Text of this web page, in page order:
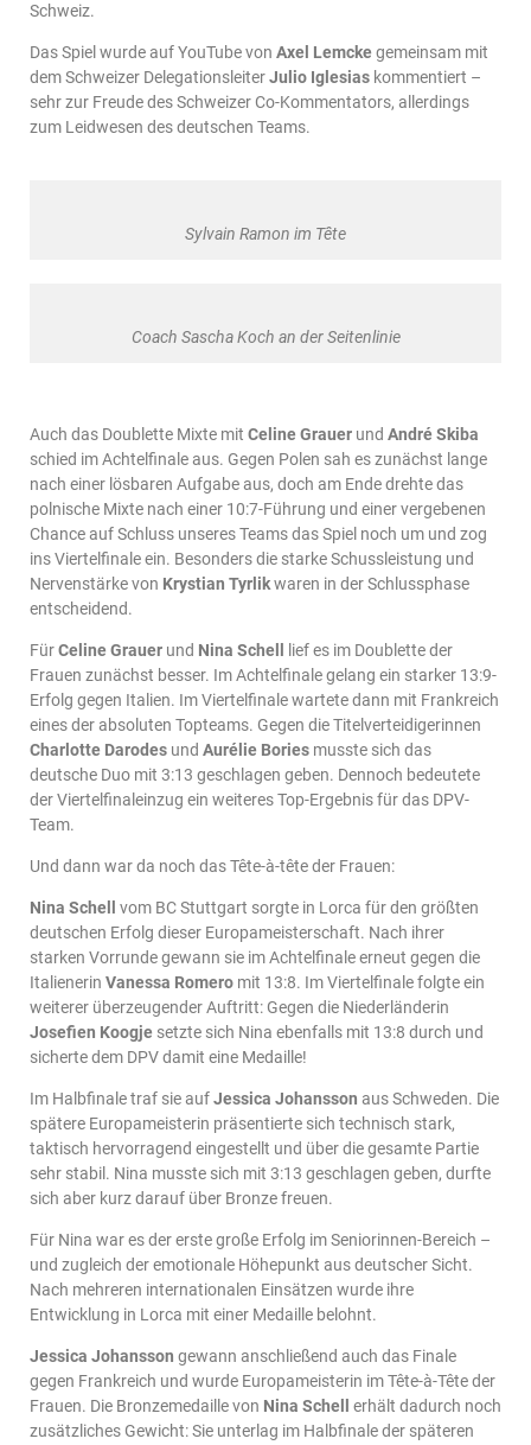
Schweiz.
Das Spiel wurde auf YouTube von Axel Lemckegemeinsam mit
dem Schweizer DelegationsleiterJulio Iglesias kommentiert –
sehr zur Freude des Schweizer Co-Kommentators, allerdings
zum Leidwesen des deutschen Teams.
Sylvain Ramon im Tête
Coach Sascha Koch an der Seitenlinie
Auch das Doublette Mixte mit Celine Grauer und André Skiba
schied im Achtelfinale aus. Gegen Polen sah es zunächst lange
nach einer lösbaren Aufgabe aus, doch am Ende drehte das
polnische Mixte nach einer 10:7-Führung und einer vergebenen
Chance auf Schluss unseres Teams das Spiel noch um und zog
ins Viertelfinale ein. Besonders die starke Schussleistung und
Nervenstärke von Krystian Tyrlikwaren in der Schlussphase
entscheidend.
FürCeline Grauer und Nina Schell
lief es im Doublette der
Frauen zunächst besser. Im Achtelfinale gelang ein starker 13:9-
Erfolg gegen Italien. Im Viertelfinale wartete dann mit Frankreich
eines der absoluten Topteams. Gegen die Titelverteidigerinnen
Charlotte Darodes und Aurélie Bories musste sich das
deutsche Duo mit 3:13 geschlagen geben. Dennoch bedeutete
der Viertelfinaleinzug ein weiteres Top-Ergebnis für das DPV-
Team.
Und dann war da noch das Tête-à-tête der Frauen:
Nina Schell
vom BC Stuttgart sorgte in Lorca für den größten
deutschen Erfolg dieser Europameisterschaft. Nach ihrer
starken Vorrunde gewann sie im Achtelfinale erneut gegen die
Italienerin Vanessa Romero mit 13:8. Im Viertelfinale folgte ein
weiterer überzeugender Auftritt: Gegen die Niederländerin
Josefien Koogje setzte sich Nina ebenfalls mit 13:8 durch und
sicherte dem DPV damit eine Medaille!
Im Halbfinale traf sie aufJessica Johansson aus Schweden. Die
spätere Europameisterin präsentierte sich technisch stark,
taktisch hervorragend eingestellt und über die gesamte Partie
sehr stabil. Nina musste sich mit 3:13 geschlagen geben, durfte
sich aber kurz darauf über Bronze freuen.
Für Nina war es der erste große Erfolg im Seniorinnen-Bereich –
und zugleich der emotionale Höhepunkt aus deutscher Sicht.
Nach mehreren internationalen Einsätzen wurde ihre
Entwicklung in Lorca mit einer Medaille belohnt.
Jessica Johansson gewann anschließend auch das Finale
gegen Frankreich und wurde Europameisterin im Tête-à-Tête der
Frauen. Die Bronzemedaille von Nina Schell
erhält dadurch noch
zusätzliches Gewicht: Sie unterlag im Halbfinale der späteren